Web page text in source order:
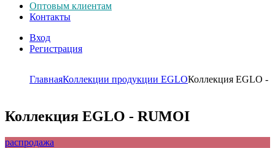
Оптовым клиентам
Контакты
Вход
Регистрация
ГлавнаяКоллекции продукции EGLOКоллекция EGLO -
Коллекция EGLO - RUMOI
распродажа